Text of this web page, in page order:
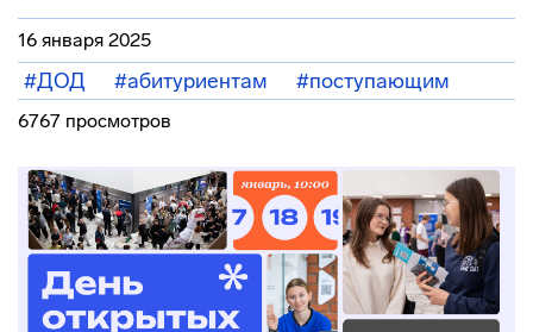
16 января 2025
#ДОД #абитуриентам #поступающим
6767 просмотров